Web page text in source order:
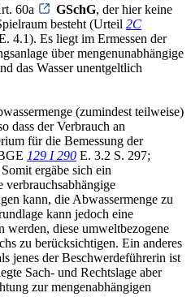
60a
GSchG, der hier keine
besteht (Urteil 2C
4.1). Es liegt im Ermessen der
über mengenunabhängige
das Wasser unentgeltlich
(zumindest teilweise)
dass der Verbrauch an
für die Bemessung der
129 I 290 E. 3.2 S. 297;
ergäbe sich ein
verbrauchsabhängige
kann, die Abwassermenge zu
kann jedoch eine
werden, diese umweltbezogene
zu berücksichtigen. Ein anderes
jenes der Beschwerdeführerin ist
Sach- und Rechtslage aber
zur mengenabhängigen